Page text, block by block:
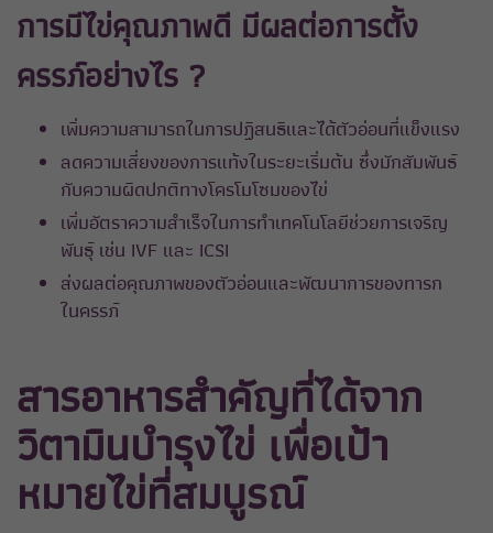
การมีไข่คุณภาพดี มีผลต่อการตั้ง
ครรภ์อย่างไร ?
เพิ่มความสามารถในการปฏิสนธิและได้ตัวอ่อนที่แข็งแรง
ลดความเสี่ยงของการแท้งในระยะเริ่มต้น ซึ่งมักสัมพันธ์
กับความผิดปกติทางโครโมโซมของไข่
เพิ่มอัตราความสำเร็จในการทำเทคโนโลยีช่วยการเจริญ
พันธุ์ เช่น IVF และ ICSI
ส่งผลต่อคุณภาพของตัวอ่อนและพัฒนาการของทารก
ในครรภ์
สารอาหารสำคัญที่ได้จาก
วิตามินบำรุงไข่ เพื่อเป้า
หมายไข่ที่สมบูรณ์